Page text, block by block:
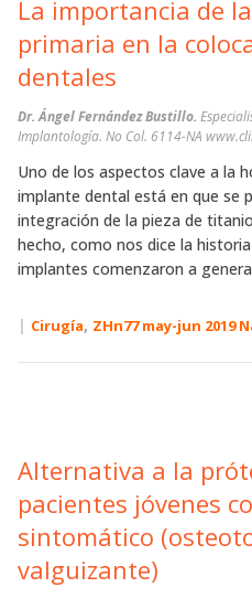
La importancia de
primaria en la
dentales
Dr. Ángel Fernández Bustillo.
Implantología. No Col. 6114-NA
Uno de los aspectos clave a la
implante dental está en que se
integración de la pieza de
hecho, como nos dice la
implantes comenzaron a
| Cirugía, ZHn77 may-jun 2019
Alternativa a la
pacientes jóvenes
sintomático
valguizante)